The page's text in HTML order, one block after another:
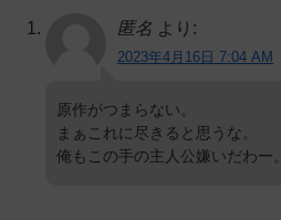
匿名 より:
2023年4月16日 7:04 AM
原作がつまらない。
まぁこれに尽きると思うな。
俺もこの手の主人公嫌いだわー。